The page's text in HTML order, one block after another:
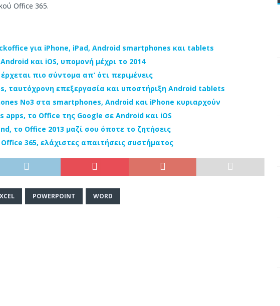
Office 365.
για iPhone, iPad, Android smartphones και tablets
και iOS, υπομονή μέχρι το 2014
πιο σύντομα απ’ ότι περιμένεις
ταυτόχρονη επεξεργασία και υποστήριξη Android tablets
Νο3 στα smartphones, Android και iPhone κυριαρχούν
apps, το Office της Google σε Android και iOS
το Office 2013 μαζί σου όποτε το ζητήσεις
365, ελάχιστες απαιτήσεις συστήματος
POWERPOINT WORD